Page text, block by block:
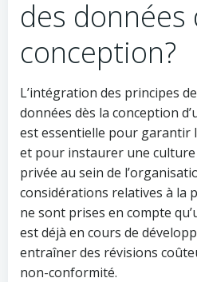
des données
conception?
L’intégration des principes
données dès la conception
est essentielle pour garantir
et pour instaurer une culture
privée au sein de
considérations relatives à la
ne sont prises en compte
est déjà en cours de
entraîner des révisions
non-conformité.